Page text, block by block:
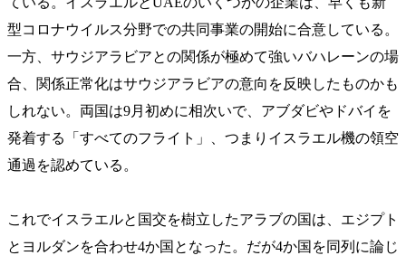
型コロナウイルス分野での共同事業の開始に合意している。
一方、サウジアラビアとの関係が極めて強いバハレーンの場
合、関係正常化はサウジアラビアの意向を反映したものかも
しれない。両国は9月初めに相次いで、アブダビやドバイを
発着する「すべてのフライト」、つまりイスラエル機の領空
通過を認めている。
これでイスラエルと国交を樹立したアラブの国は、エジプト
とヨルダンを合わせ4か国となった。だが4か国を同列に論じ